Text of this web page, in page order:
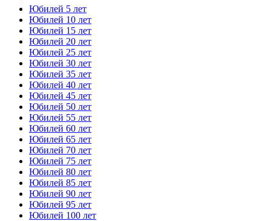
Юбилей 5 лет
Юбилей 10 лет
Юбилей 15 лет
Юбилей 20 лет
Юбилей 25 лет
Юбилей 30 лет
Юбилей 35 лет
Юбилей 40 лет
Юбилей 45 лет
Юбилей 50 лет
Юбилей 55 лет
Юбилей 60 лет
Юбилей 65 лет
Юбилей 70 лет
Юбилей 75 лет
Юбилей 80 лет
Юбилей 85 лет
Юбилей 90 лет
Юбилей 95 лет
Юбилей 100 лет